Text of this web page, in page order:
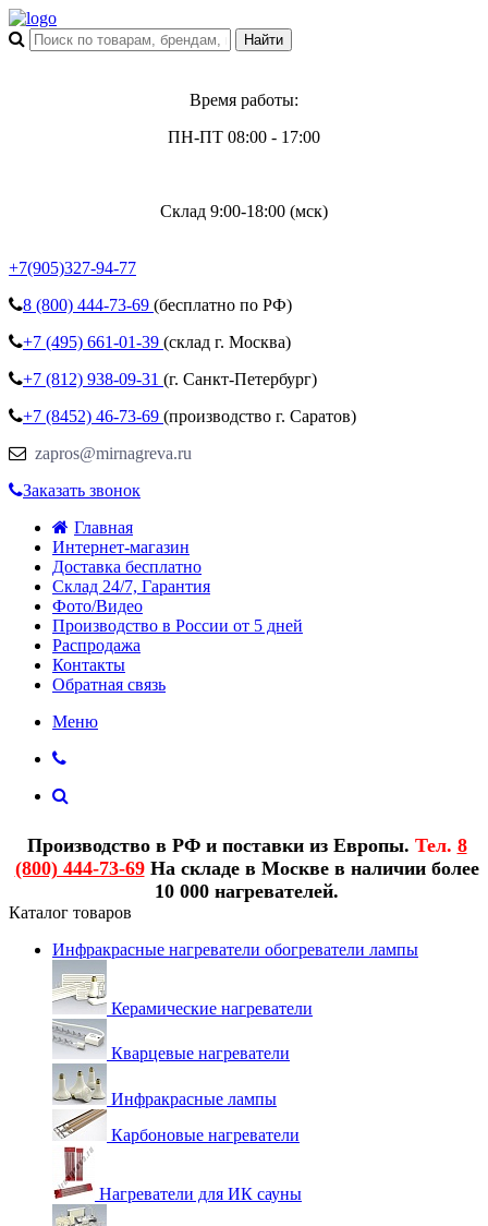
Время работы:
ПН-ПТ 08:00 - 17:00
Склад 9:00-18:00 (мск)
+7(905)327-94-77
8 (800) 444-73-69 (бесплатно по РФ)
+7 (495) 661-01-39 (склад г. Москва)
+7 (812) 938-09-31 (г. Санкт-Петербург)
+7 (8452) 46-73-69 (производство г. Саратов)
zapros@mirnagreva.ru
Заказать звонок
Главная
Интернет-магазин
Доставка бесплатно
Склад 24/7, Гарантия
Фото/Видео
Производство в России от 5 дней
Распродажа
Контакты
Обратная связь
Меню
Производство в РФ и поставки из Европы. Тел. 8
(800) 444-73-69На складе в Москве в наличии более
10 000 нагревателей.
Каталог товаров
Инфракрасные нагреватели обогреватели лампы
Керамические нагреватели
Кварцевые нагреватели
Инфракрасные лампы
Карбоновые нагреватели
Нагреватели для ИК сауны